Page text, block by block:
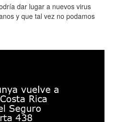
dar lugar a nuevos virus
y que tal vez no podamos